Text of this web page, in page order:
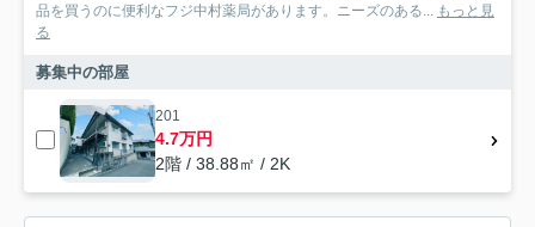
品を買うのに便利なフジ中村薬局があります。ニーズのある... もっと見
る
募集中の部屋
201
4.7万円
2階 / 38.88㎡ / 2K